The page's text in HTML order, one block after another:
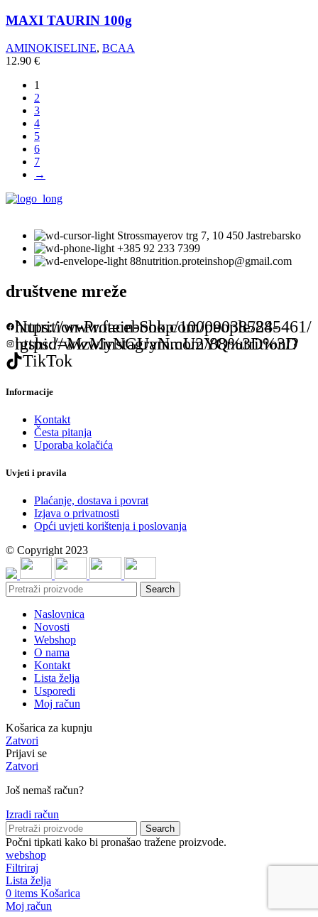
MAXI TAURIN 100g
AMINOKISELINE, BCAA
12.90 €
1
2
3
4
5
6
7
→
Strossmayerov trg 7, 10 450 Jastrebarsko
+385 92 233 7399
88nutrition.proteinshop@gmail.com
društvene mreže
https://www.facebook.com/people/88-Nutrition-Protein-Shop/100090385245461/
https://www.instagram.com/88nutrition/?igshid=MzMyNGUyNmU2YQ%3D%3D
TikTok
Informacije
Kontakt
Česta pitanja
Uporaba kolačića
Uvjeti i pravila
Plaćanje, dostava i povrat
Izjava o privatnosti
Opći uvjeti korištenja i poslovanja
© Copyright 2023
Search
Naslovnica
Novosti
Webshop
O nama
Kontakt
Lista želja
Usporedi
Moj račun
Košarica za kupnju
Zatvori
Prijavi se
Zatvori
Još nemaš račun?
Izradi račun
Search
Počni tipkati kako bi pronašao tražene proizvode.
webshop
Filtriraj
Lista želja
0 items Košarica
Moj račun